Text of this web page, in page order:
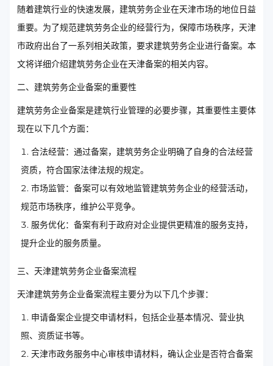
随着建筑行业的快速发展，建筑劳务企业在天津市场的地位日益
重要。为了规范建筑劳务企业的经营行为，保障市场秩序，天津
市政府出台了一系列相关政策，要求建筑劳务企业进行备案。本
文将详细介绍建筑劳务企业在天津备案的相关内容。
二、建筑劳务企业备案的重要性
建筑劳务企业备案是建筑行业管理的必要步骤，其重要性主要体
现在以下几个方面：
合法经营：通过备案，建筑劳务企业明确了自身的合法经营
资质，符合国家法律法规的规定。
市场监管：备案可以有效地监管建筑劳务企业的经营活动，
规范市场秩序，维护公平竞争。
服务优化：备案有利于政府对企业提供更精准的服务支持，
提升企业的服务质量。
三、天津建筑劳务企业备案流程
天津建筑劳务企业备案流程主要分为以下几个步骤：
申请备案企业提交申请材料，包括企业基本情况、营业执
照、资质证书等。
天津市政务服务中心审核申请材料，确认企业是否符合备案